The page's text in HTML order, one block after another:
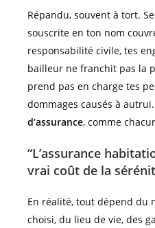
Répandu, souvent à tort.
souscrite en ton nom
responsabilité civile, tes
bailleur ne franchit pas la
prend pas en charge tes
dommages causés à autrui.
d’assurance, comme
“L’assurance
vrai coût de la
En réalité, tout dépend du
choisi, du lieu de vie, des